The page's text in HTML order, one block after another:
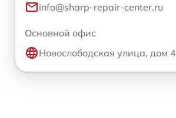
info@sharp-repair-center.ru
Основной офис
Новослободская улица, дом 4